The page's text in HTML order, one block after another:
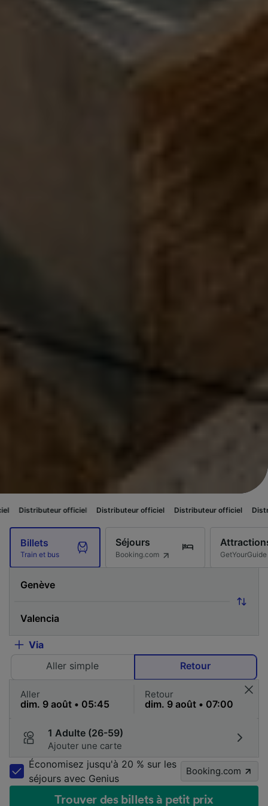
officiel Distributeur officiel Distributeur officiel Distributeur officiel
Billets
Train et bus
Séjours
Booking.com GetYourGuide
Via
Aller simple
Retour
Aller Retour
1 Adulte (26-59)
Ajouter une carte
Économisez jusqu'à 20 % sur les
séjours avec Genius
Booking.com
Trouver des billets à petit prix